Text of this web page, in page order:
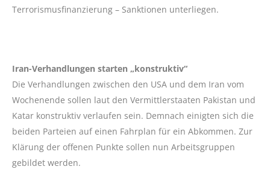
Terrorismusfinanzierung – Sanktionen unterliegen.
Iran-Verhandlungen starten „konstruktiv“
Die Verhandlungen zwischen den USA und dem Iran vom
Wochenende sollen laut den Vermittlerstaaten Pakistan und
Katar konstruktiv verlaufen sein. Demnach einigten sich die
beiden Parteien auf einen Fahrplan für ein Abkommen. Zur
Klärung der offenen Punkte sollen nun Arbeitsgruppen
gebildet werden.